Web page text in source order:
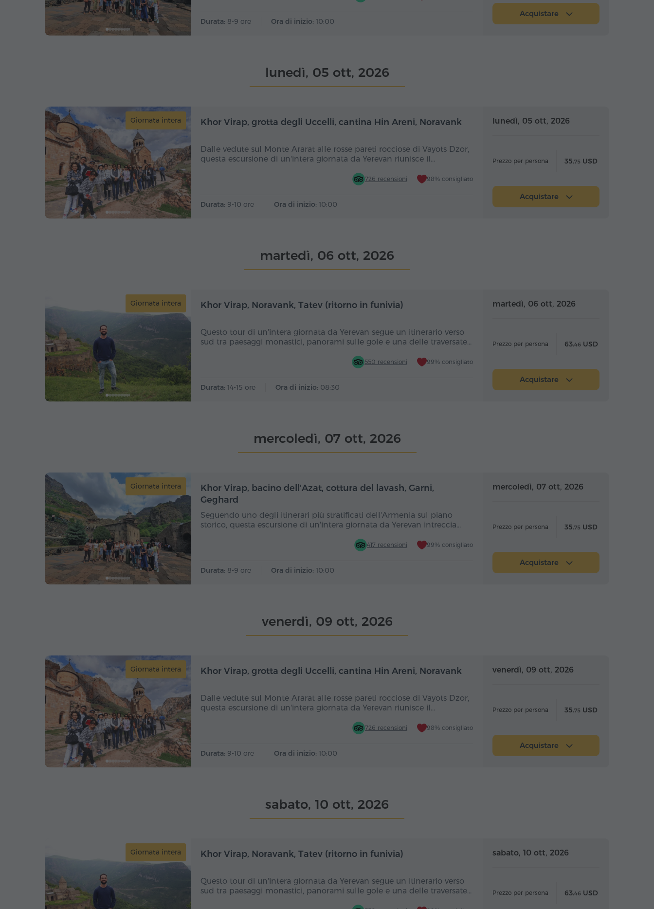
Durata: 8-9 ore Ora di inizio: 10:00
Acquistare
lunedì, 05 ott, 2026
Giornata intera Giornata intera Giornata intera Giornata intera
Khor Virap, grotta degli Uccelli, cantina Hin Areni, Noravank
Dalle vedute sul Monte Ararat alle rosse pareti rocciose di Vayots Dzor,
questa escursione di un'intera giornata da Yerevan riunisce il…
726 recensioni 98% consigliato
Durata: 9-10 ore Ora di inizio: 10:00
lunedì, 05 ott, 2026
Prezzo per persona 35.75 USD
Acquistare
martedì, 06 ott, 2026
Giornata intera Giornata intera Giornata intera
Khor Virap, Noravank, Tatev (ritorno in funivia)
Questo tour di un'intera giornata da Yerevan segue un itinerario verso
sud tra paesaggi monastici, panorami sulle gole e una delle traversate…
550 recensioni 99% consigliato
Durata: 14-15 ore Ora di inizio: 08:30
martedì, 06 ott, 2026
Prezzo per persona 63.46 USD
Acquistare
mercoledì, 07 ott, 2026
Giornata intera Giornata intera Giornata intera Giornata intera
Khor Virap, bacino dell'Azat, cottura del lavash, Garni,
Geghard
Seguendo uno degli itinerari più stratificati dell'Armenia sul piano
storico, questa escursione di un'intera giornata da Yerevan intreccia…
417 recensioni 99% consigliato
Durata: 8-9 ore Ora di inizio: 10:00
mercoledì, 07 ott, 2026
Prezzo per persona 35.75 USD
Acquistare
venerdì, 09 ott, 2026
Giornata intera Giornata intera Giornata intera Giornata intera
Khor Virap, grotta degli Uccelli, cantina Hin Areni, Noravank
Dalle vedute sul Monte Ararat alle rosse pareti rocciose di Vayots Dzor,
questa escursione di un'intera giornata da Yerevan riunisce il…
726 recensioni 98% consigliato
Durata: 9-10 ore Ora di inizio: 10:00
venerdì, 09 ott, 2026
Prezzo per persona 35.75 USD
Acquistare
sabato, 10 ott, 2026
Giornata intera Giornata intera
Khor Virap, Noravank, Tatev (ritorno in funivia)
Questo tour di un'intera giornata da Yerevan segue un itinerario verso
sud tra paesaggi monastici, panorami sulle gole e una delle traversate…
sabato, 10 ott, 2026
Prezzo per persona 63.46 USD